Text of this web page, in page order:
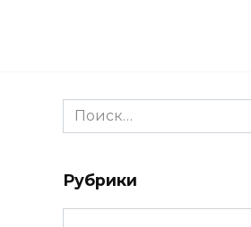
Search
for:
Рубрики